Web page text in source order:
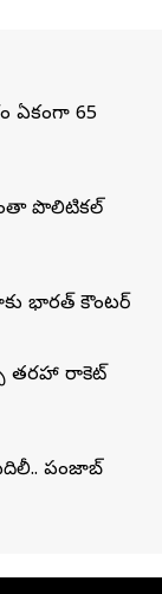
ఏకంగా 65
పొలిటికల్
భారత్‌ కౌంటర్
తరహా రాకెట్‌
పంజాబ్